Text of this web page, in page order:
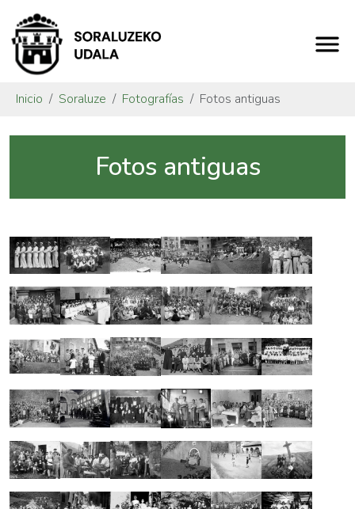
Inicio Soraluze Fotografías Fotos antiguas
Fotos antiguas